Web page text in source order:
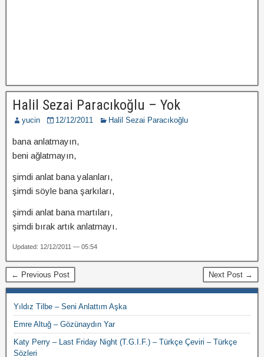
Halil Sezai Paracıkoğlu – Yok
yucin 12/12/2011 Halil Sezai Paracıkoğlu
bana anlatmayın,
beni ağlatmayın,
şimdi anlat bana yalanları,
şimdi söyle bana şarkıları,
şimdi anlat bana martıları,
şimdi bırak artık anlatmayı.
Updated: 12/12/2011 — 05:54
← Previous Post Next Post →
Yıldız Tilbe – Seni Anlattım Aşka
Emre Altuğ – Gözünaydın Yar
Katy Perry – Last Friday Night (T.G.I.F.) – Türkçe Çeviri – Türkçe
Sözleri